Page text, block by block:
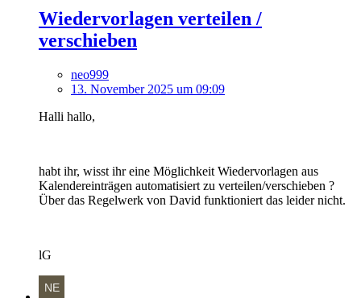
Wiedervorlagen verteilen /
verschieben
neo999
13. November 2025 um 09:09
Halli hallo,
habt ihr, wisst ihr eine Möglichkeit Wiedervorlagen aus
Kalendereinträgen automatisiert zu verteilen/verschieben ?
Über das Regelwerk von David funktioniert das leider nicht.
lG